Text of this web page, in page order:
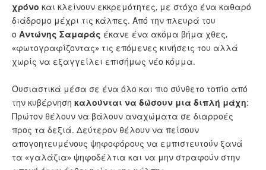
χρόνο και κλείνουν εκκρεμότητες, με στόχο ένα καθαρό
διάδρομο μέχρι τις κάλπες. Από την πλευρά του
ο Αντώνης Σαμαράς έκανε ένα ακόμα βήμα χθες,
«φωτογραφίζοντας» τις επόμενες κινήσεις του αλλά
χωρίς να εξαγγείλει επισήμως νέο κόμμα.
Ουσιαστικά μέσα σε ένα όλο και πιο σύνθετο τοπίο από
την κυβέρνηση καλούνται να δώσουν μια διπλή μάχη:
Πρώτον θέλουν να βάλουν αναχώματα σε διαρροές
προς τα δεξιά. Δεύτερον θέλουν να πείσουν
απογοητευμένους ψηφοφόρους να εμπιστευτούν ξανά
τα «γαλάζια» ψηφοδέλτια και να μην στραφούν στην